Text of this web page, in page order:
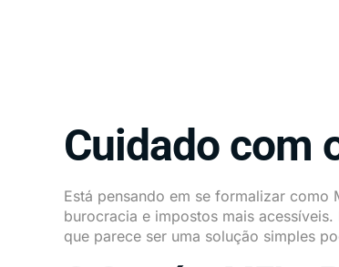
Cuidado com
Está pensando em se formalizar
burocracia e impostos mais
que parece ser uma solução simples